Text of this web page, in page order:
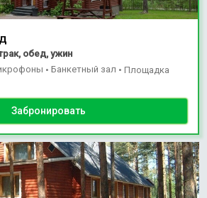
обед, ужин
• Банкетный зал • Площадка
Забронировать